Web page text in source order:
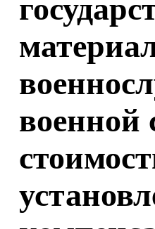
военной